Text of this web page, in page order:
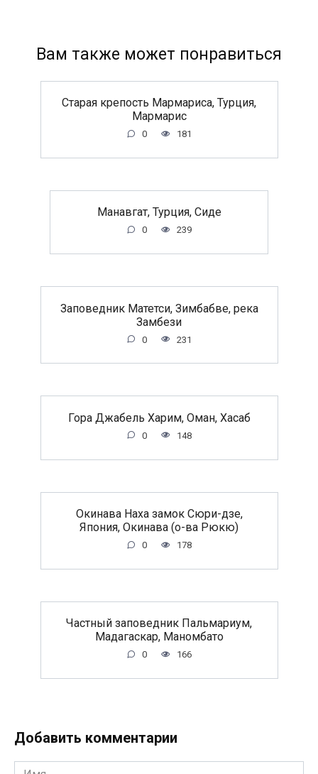
Вам также может понравиться
Старая крепость Мармариса, Турция,
Мармарис
0 181
Манавгат, Турция, Сиде
0 239
Заповедник Матетси, Зимбабве, река
Замбези
0 231
Гора Джабель Харим, Оман, Хасаб
0 148
Окинава Наха замок Сюри-дзе,
Япония, Окинава (о-ва Рюкю)
0 178
Частный заповедник Пальмариум,
Мадагаскар, Маномбато
0 166
Добавить комментарии
Имя